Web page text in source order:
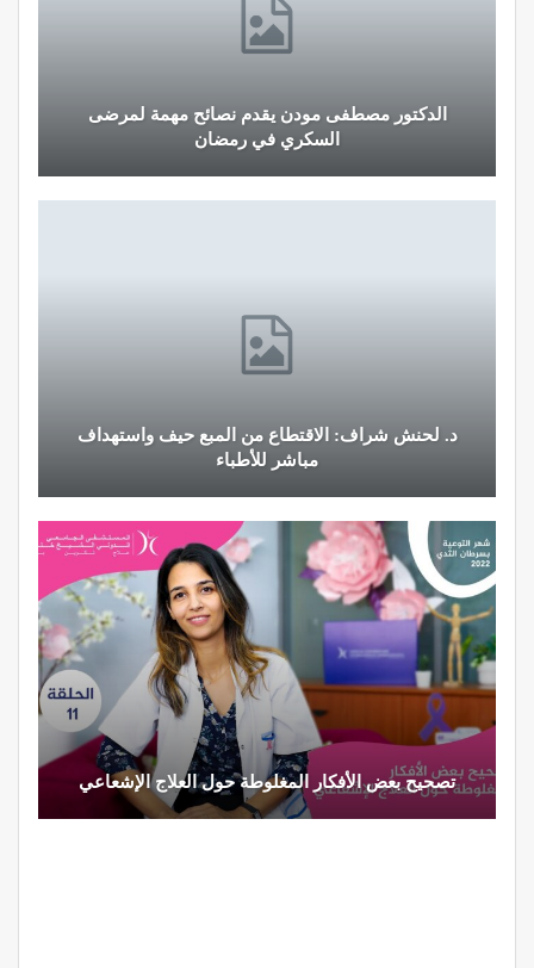
الدكتور مصطفى مودن يقدم نصائح مهمة لمرضى
السكري في رمضان
د. لحنش شراف: الاقتطاع من المبع حيف واستهداف
مباشر للأطباء
تصحيح بعض الأفكار المغلوطة حول العلاج الإشعاعي